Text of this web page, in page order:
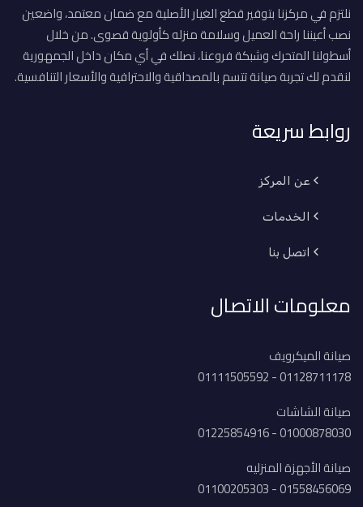
نلتزم في مركزنا بتوفير قطع الغيار الأصلية مع ضمان معتمد، واضعين
نصب أعيننا راحة العميل وسلامة منزله كأولوية قصوى. من خلال
أسطولنا المتحرك وشبكة فروعنا، نصلك في أي مكان داخل الجمهورية
لنقدم لك تجربة صيانة تتسم بالمصداقية والاحترافية والأسعار التنافسية.
روابط سريعة
عن المركز
الخدمات
اتصل بنا
معلومات الاتصال
صيانة الميكرويف
01128711178 - 01111505592
صيانة الشاشات
01000878030 - 01225854916
صيانة الأجهزة المنزليه
01558456069 - 01100205303